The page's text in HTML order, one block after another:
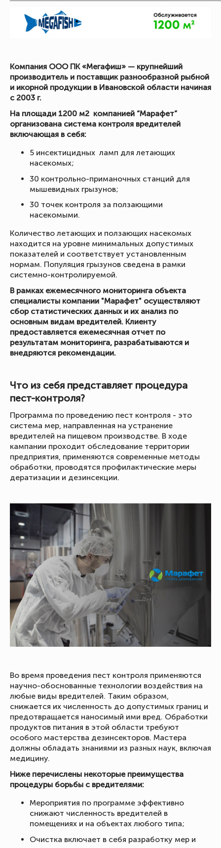
Компания ООО ПК «Мегафиш» — крупнейший
производитель и поставщик разнообразной рыбной
и икорной продукции в Ивановской области начиная
с 2003 г.
На площади 1200 м2 компанией “Марафет”
организована система контроля вредителей
включающая в себя:
5 инсектицидных ламп для летающих
насекомых;
30 контрольно-приманочных станций для
мышевидных грызунов;
30 точек контроля за ползающими
насекомыми.
Количество летающих и ползающих насекомых
находится на уровне минимальных допустимых
показателей и соответствует установленным
нормам. Популяция грызунов сведена в рамки
системно-контролируемой.
В рамках ежемесячного мониторинга объекта
специалисты компании "Марафет" осуществляют
сбор статистических данных и их анализ по
основным видам вредителей. Клиенту
предоставляется ежемесячная отчет по
результатам мониторинга, разрабатываются и
внедряются рекомендации.
Что из себя представляет процедура
пест-контроля?
Программа по проведению пест контроля - это
система мер, направленная на устранение
вредителей на пищевом производстве. В ходе
кампании проходит обследование территории
предприятия, применяются современные методы
обработки, проводятся профилактические меры
дератизации и дезинсекции.
Во время проведения пест контроля применяются
научно-обоснованные технологии воздействия на
любые виды вредителей. Таким образом,
снижается их численность до допустимых границ и
предотвращается наносимый ими вред. Обработки
продуктов питания в этой области требуют
особого мастерства дезинсекторов. Мастера
должны обладать знаниями из разных наук, включая
медицину.
Ниже перечислены некоторые преимущества
процедуры борьбы с вредителями:
Мероприятия по программе эффективно
снижают численность вредителей в
помещениях и на объектах любого типа;
Очистка включает в себя разработку мер и